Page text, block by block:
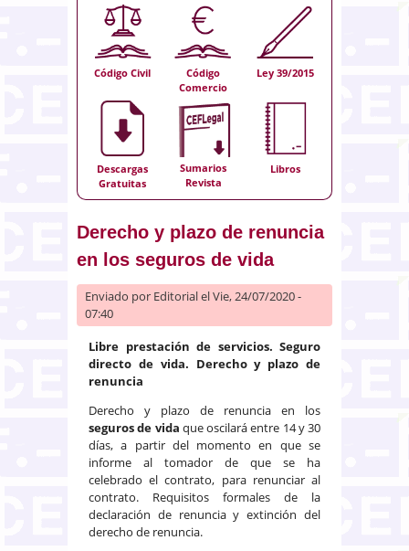
Código Civil
Código
Comercio
Ley 39/2015
Descargas
Gratuitas
Sumarios
Revista
Libros
Derecho y plazo de renuncia
en los seguros de vida
Enviado por Editorialel Vie, 24/07/2020 -
07:40
Libre prestación de servicios. Seguro
directo de vida. Derecho y plazo de
renuncia
Derecho y plazo de renuncia en los
seguros de vida que oscilará entre 14 y 30
días, a partir del momento en que se
informe al tomador de que se ha
celebrado el contrato, para renunciar al
contrato. Requisitos formales de la
declaración de renuncia y extinción del
derecho de renuncia.